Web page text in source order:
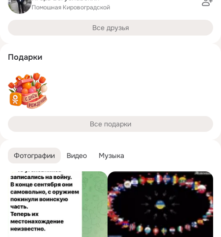
Фотографии Видео Музыка
Помошная Кировоградской
Все друзья
Подарки
Все подарки